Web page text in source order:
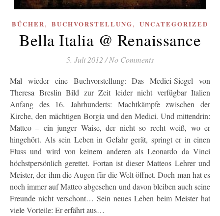
BÜCHER, BUCHVORSTELLUNG, UNCATEGORIZED
Bella Italia @ Renaissance
5. Juli 2012 /No Comments
Mal wieder eine Buchvorstellung: Das Medici-Siegel von
Theresa Breslin Bild zur Zeit leider nicht verfügbar Italien
Anfang des 16. Jahrhunderts: Machtkämpfe zwischen der
Kirche, den mächtigen Borgia und den Medici. Und mittendrin:
Matteo – ein junger Waise, der nicht so recht weiß, wo er
hingehört. Als sein Leben in Gefahr gerät, springt er in einen
Fluss und wird von keinem anderen als Leonardo da Vinci
höchstpersönlich gerettet. Fortan ist dieser Matteos Lehrer und
Meister, der ihm die Augen für die Welt öffnet. Doch man hat es
noch immer auf Matteo abgesehen und davon bleiben auch seine
Freunde nicht verschont… Sein neues Leben beim Meister hat
viele Vorteile: Er erfährt aus…